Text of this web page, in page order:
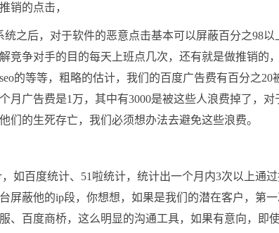
销的点击，
之后，对于软件的恶意点击基本可以屏蔽百分之98以
竞争对手的目的每天上班点几次，还有就是做推销的
的等等，粗略的估计，我们的百度广告费有百分之20
月广告费是1万，其中有3000是被这些人浪费掉了，
们的生死存亡，我们必须想办法去避免这些浪费。
如百度统计、51啦统计，统计出一个月内3次以上通
屏蔽他的ip段，你想想，如果是我们的潜在客户，第
、百度商桥，这么明显的沟通工具，如果有意向，即